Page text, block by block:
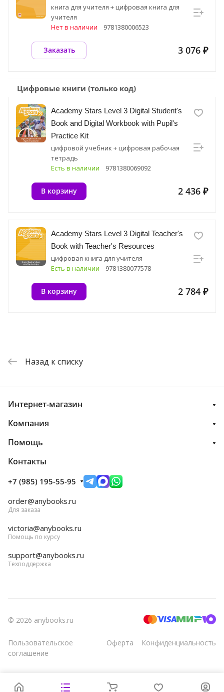
книга для учителя + цифровая книга для
учителя
Нет в наличии
9781380006523
3 076 ₽
Заказать
Цифровые книги (только код)
Academy Stars Level 3 Digital Student's
Book and Digital Workbook with Pupil's
Practice Kit
цифровой учебник + цифровая рабочая
тетрадь
Есть в наличии
9781380069092
2 436 ₽
В корзину
Academy Stars Level 3 Digital Teacher's
Book with Teacher's Resources
цифровая книга для учителя
Есть в наличии
9781380077578
2 784 ₽
В корзину
Назад к списку
Интернет-магазин
Компания
Помощь
Контакты
+7 (985) 195-55-95
order@anybooks.ru
Для заказа
victoria@anybooks.ru
Помощь по курсу
support@anybooks.ru
Техподдержка
© 2026 anybooks.ru
Пользовательское
соглашение
Оферта Конфиденциальность